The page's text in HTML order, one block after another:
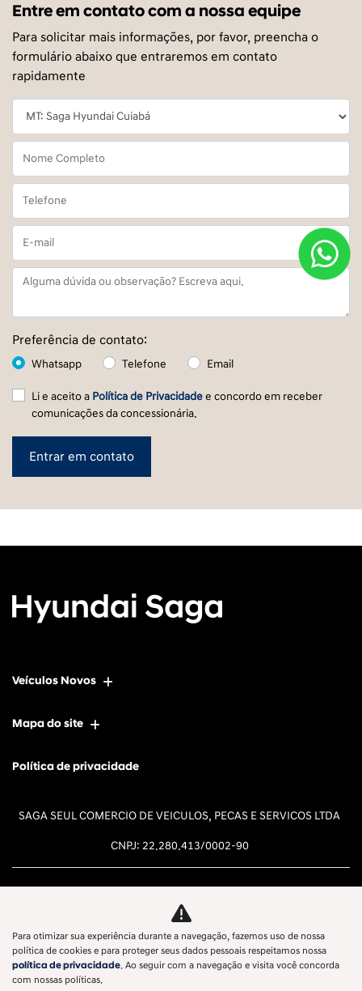
Entre em contato com a nossa equipe
Para solicitar mais informações, por favor, preencha o
formulário abaixo que entraremos em contato
rapidamente
Preferência de contato:
Whatsapp Telefone Email
Li e aceito a Política de Privacidadee concordo em receber
comunicações da concessionária.
Entrar em contato
Veículos Novos
Mapa do site
Política de privacidade
SAGA SEUL COMERCIO DE VEICULOS, PECAS E SERVICOS LTDA
CNPJ: 22.280.413/0002-90
Desacelere. Seu bem maior é a
vida.
Para otimizar sua experiência durante a navegação, fazemos uso de nossa
política de cookies e para proteger seus dados pessoais respeitamos nossa
política de privacidade. Ao seguir com a navegação e visita você concorda
com nossas políticas.